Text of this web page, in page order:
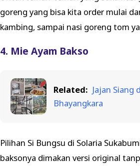
goreng yang bisa kita order mulai
kambing, sampai nasi goreng tom
4. Mie Ayam Bakso
Related: Jajan Siang
Bhayangkara
Pilihan Si Bungsu di Solaria
baksonya dimakan versi original